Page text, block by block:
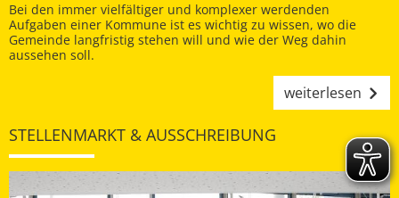
Bei den immer vielfältiger und komplexer werdenden
Aufgaben einer Kommune ist es wichtig zu wissen, wo die
Gemeinde langfristig stehen will und wie der Weg dahin
aussehen soll.
weiterlesen
STELLENMARKT & AUSSCHREIBUNG